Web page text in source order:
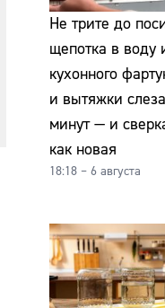
Не трите до
щепотка в воду
кухонного
и вытяжки
минут — и
как новая
18:18 – 6 августа